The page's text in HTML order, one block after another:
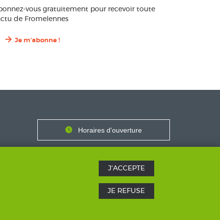
vous gratuitement pour recevoir toute
de Fromelennes
Je m'abonne !
HorairesHoraires d'ouverture
Nous contacter
J'ACCEPTE
JE REFUSE